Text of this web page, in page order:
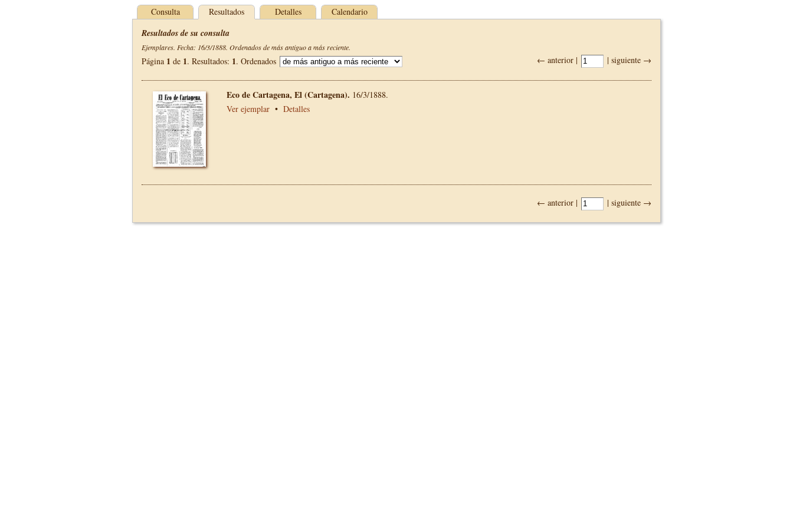
Consulta Resultados Detalles Calendario
Resultados de su consulta
Ejemplares. Fecha: 16/3/1888. Ordenados de más antiguo a más reciente.
← anterior | | siguiente →
Página 1 de 1. Resultados: 1. Ordenados
Eco de Cartagena, El (Cartagena). 16/3/1888.
Ver ejemplar • Detalles
← anterior | | siguiente →